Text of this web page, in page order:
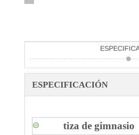
ESPECIFICACIÓN
tiza de gimnasio